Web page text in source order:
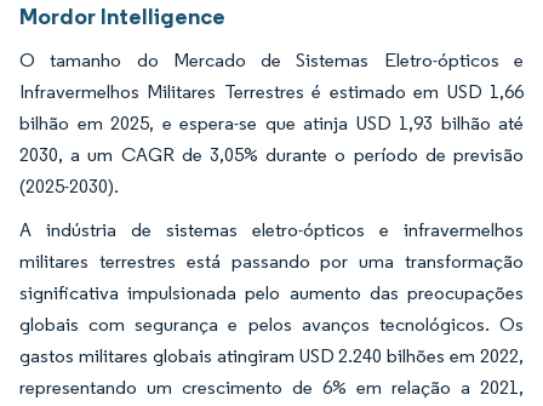
Mordor Intelligence
O tamanho do Mercado de Sistemas Eletro-ópticos e
Infravermelhos Militares Terrestres é estimado em USD 1,66
bilhão em 2025, e espera-se que atinja USD 1,93 bilhão até
2030, a um CAGR de 3,05% durante o período de previsão
(2025-2030).
A indústria de sistemas eletro-ópticos e infravermelhos
militares terrestres está passando por uma transformação
significativa impulsionada pelo aumento das preocupações
globais com segurança e pelos avanços tecnológicos. Os
gastos militares globais atingiram USD 2.240 bilhões em 2022,
representando um crescimento de 6% em relação a 2021,